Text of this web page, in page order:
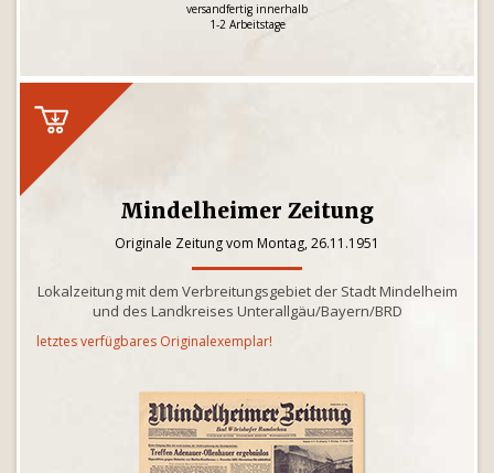
versandfertig innerhalb
1-2 Arbeitstage
Mindelheimer Zeitung
Originale Zeitung vom Montag, 26.11.1951
Lokalzeitung mit dem Verbreitungsgebiet der Stadt Mindelheim
und des Landkreises Unterallgäu/Bayern/BRD
letztes verfügbares Originalexemplar!